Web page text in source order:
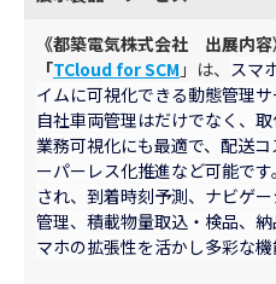
《都築電気株式会社 出展内容
「TCloud for SCM 」は、 スマ
イムに可視化できる動態管理サ
自社車両管理はだけでなく、
業務可視化にも最適で、配送
ーパーレス化推進など可能で
され、到着時刻予測、ナビゲ
管理、積載物量取込・検品、
マホの拡張性を活かし多彩な機